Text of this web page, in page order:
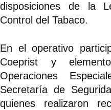
disposiciones de la
Control del Tabaco.
En el operativo
Coeprist y
Operaciones
Secretaría de
quienes realizaron